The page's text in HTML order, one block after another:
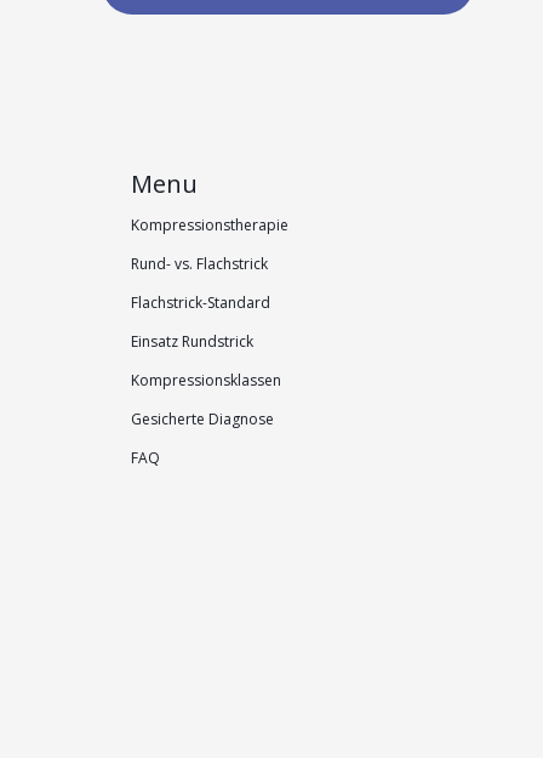
Menu
Kompressionstherapie
Rund- vs. Flachstrick
Flachstrick-Standard
Einsatz Rundstrick
Kompressionsklassen
Gesicherte Diagnose
FAQ